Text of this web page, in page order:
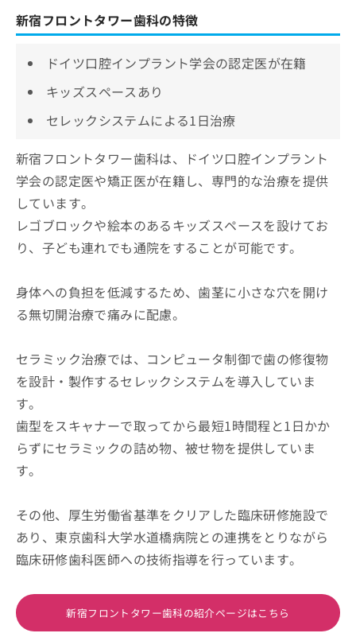
新宿フロントタワー歯科の特徴
ドイツ口腔インプラント学会の認定医が在籍
キッズスペースあり
セレックシステムによる1日治療
新宿フロントタワー歯科は、ドイツ口腔インプラント
学会の認定医や矯正医が在籍し、専門的な治療を提供
しています。
レゴブロックや絵本のあるキッズスペースを設けてお
り、子ども連れでも通院をすることが可能です。
身体への負担を低減するため、歯茎に小さな穴を開け
る無切開治療で痛みに配慮。
セラミック治療では、コンピュータ制御で歯の修復物
を設計・製作するセレックシステムを導入していま
す。
歯型をスキャナーで取ってから最短1時間程と1日かか
らずにセラミックの詰め物、被せ物を提供していま
す。
その他、厚生労働省基準をクリアした臨床研修施設で
あり、東京歯科大学水道橋病院との連携をとりながら
臨床研修歯科医師への技術指導を行っています。
新宿フロントタワー歯科の紹介ページはこちら